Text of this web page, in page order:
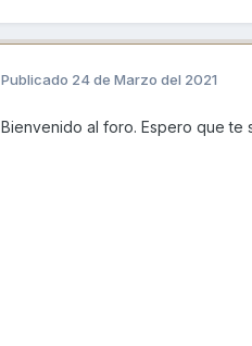
Publicado 24 de Marzo del 2021
Bienvenido al foro. Espero que te